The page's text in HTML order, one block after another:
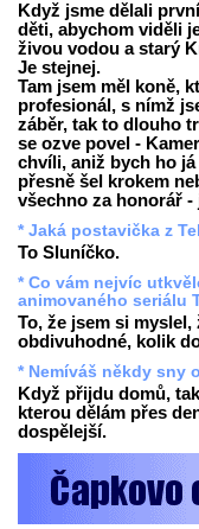
Když jsme dělali
děti, abychom viděli
živou vodou a starý
Je stejnej.
Tam jsem měl koně,
profesionál, s nímž
záběr, tak to dlouho
se ozve povel -
chvíli, aniž bych ho
přesně šel krokem
všechno za honorář
* Jaká postavička z
To Sluníčko.
* Co vám nejvíc
animovaného seriálu
To, že jsem si
obdivuhodné, kolik
* Nemíváš někdy sny
Když přijdu domů,
kterou dělám přes
dospělejší.